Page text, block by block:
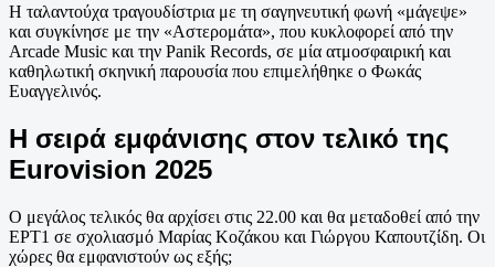
Η ταλαντούχα τραγουδίστρια με τη σαγηνευτική φωνή «μάγεψε»
και συγκίνησε με την «Αστερομάτα», που κυκλοφορεί από την
Arcade Music και την Panik Records, σε μία ατμοσφαιρική και
καθηλωτική σκηνική παρουσία που επιμελήθηκε ο Φωκάς
Ευαγγελινός.
Η σειρά εμφάνισης στον τελικό της
Eurovision 2025
Ο μεγάλος τελικός θα αρχίσει στις 22.00 και θα μεταδοθεί από την
ΕΡΤ1 σε σχολιασμό Μαρίας Κοζάκου και Γιώργου Καπουτζίδη. Οι
χώρες θα εμφανιστούν ως εξής;